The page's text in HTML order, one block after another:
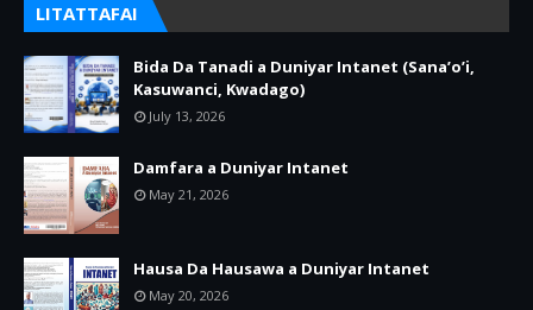
LITATTAFAI
Bida Da Tanadi a Duniyar Intanet (Sana’o’i,
Kasuwanci, Kwadago)
July 13, 2026
Damfara a Duniyar Intanet
May 21, 2026
Hausa Da Hausawa a Duniyar Intanet
May 20, 2026